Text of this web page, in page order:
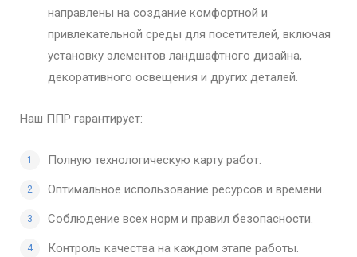
направлены на создание комфортной и
привлекательной среды для посетителей, включая
установку элементов ландшафтного дизайна,
декоративного освещения и других деталей.
Наш ППР гарантирует:
Полную технологическую карту работ.
Оптимальное использование ресурсов и времени.
Соблюдение всех норм и правил безопасности.
Контроль качества на каждом этапе работы.